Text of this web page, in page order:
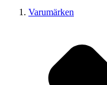
Varumärken